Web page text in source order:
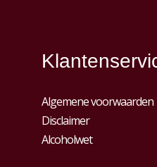
Algemene voorwaarden
Disclaimer
Alcoholwet